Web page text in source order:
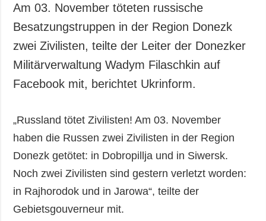
Am 03. November töteten russische
Besatzungstruppen in der Region Donezk
zwei Zivilisten, teilte der Leiter der Donezker
Militärverwaltung Wadym Filaschkin auf
Facebook mit, berichtet Ukrinform.
„Russland tötet Zivilisten! Am 03. November
haben die Russen zwei Zivilisten in der Region
Donezk getötet: in Dobropillja und in Siwersk.
Noch zwei Zivilisten sind gestern verletzt worden:
in Rajhorodok und in Jarowa“, teilte der
Gebietsgouverneur mit.